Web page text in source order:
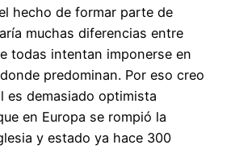
hecho de formar parte de
muchas diferencias entre
todas intentan imponerse en
predominan. Por eso creo
es demasiado optimista
en Europa se rompió la
y estado ya hace 300